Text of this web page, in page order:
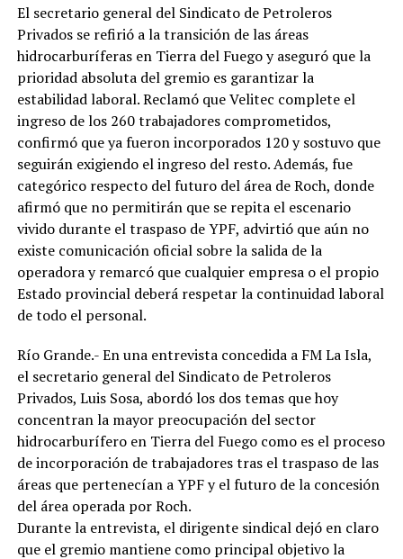
El secretario general del Sindicato de Petroleros
Privados se refirió a la transición de las áreas
hidrocarburíferas en Tierra del Fuego y aseguró que la
prioridad absoluta del gremio es garantizar la
estabilidad laboral. Reclamó que Velitec complete el
ingreso de los 260 trabajadores comprometidos,
confirmó que ya fueron incorporados 120 y sostuvo que
seguirán exigiendo el ingreso del resto. Además, fue
categórico respecto del futuro del área de Roch, donde
afirmó que no permitirán que se repita el escenario
vivido durante el traspaso de YPF, advirtió que aún no
existe comunicación oficial sobre la salida de la
operadora y remarcó que cualquier empresa o el propio
Estado provincial deberá respetar la continuidad laboral
de todo el personal.
Río Grande.- En una entrevista concedida a FM La Isla,
el secretario general del Sindicato de Petroleros
Privados, Luis Sosa, abordó los dos temas que hoy
concentran la mayor preocupación del sector
hidrocarburífero en Tierra del Fuego como es el proceso
de incorporación de trabajadores tras el traspaso de las
áreas que pertenecían a YPF y el futuro de la concesión
del área operada por Roch.
Durante la entrevista, el dirigente sindical dejó en claro
que el gremio mantiene como principal objetivo la